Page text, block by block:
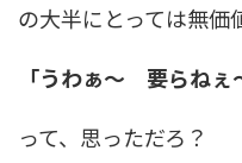
の大半にとっては無価
「うわぁ～ 要らねぇ
って、思っただろ？